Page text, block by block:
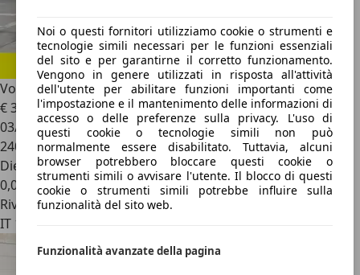
Noi o questi fornitori utilizziamo cookie o strumenti e
tecnologie simili necessari per le funzioni essenziali
del sito e per garantirne il corretto funzionamento.
Vengono in genere utilizzati in risposta all'attività
dell'utente per abilitare funzioni importanti come
l'impostazione e il mantenimento delle informazioni di
accesso o delle preferenze sulla privacy. L'uso di
questi cookie o tecnologie simili non può
normalmente essere disabilitato. Tuttavia, alcuni
browser potrebbero bloccare questi cookie o
strumenti simili o avvisare l'utente. Il blocco di questi
cookie o strumenti simili potrebbe influire sulla
funzionalità del sito web.
Funzionalità avanzate della pagina
Volkswagen Eos
€ 3.950
03/2008
240.000 km
Diesel
0,0 l/100 km (comb.)
Rivenditore
IT 18100